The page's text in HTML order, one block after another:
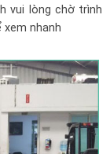
vui lòng chờ trình
xem nhanh